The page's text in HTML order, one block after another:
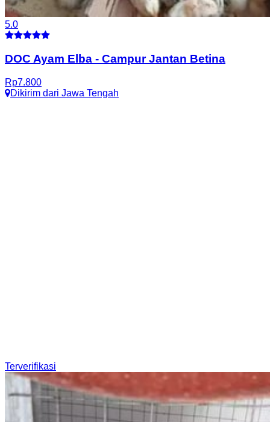
5.0
DOC Ayam Elba - Campur Jantan Betina
Rp7.800
Dikirim dari Jawa Tengah
Terverifikasi